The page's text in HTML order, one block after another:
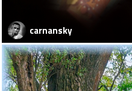
carnansky